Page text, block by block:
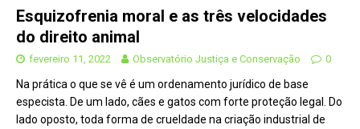
Esquizofrenia moral e as três velocidades
do direito animal
fevereiro 11, 2022 Observatório Justiça e Conservação 0
Na prática o que se vê é um ordenamento jurídico de base
especista. De um lado, cães e gatos com forte proteção legal. Do
lado oposto, toda forma de crueldade na criação industrial de